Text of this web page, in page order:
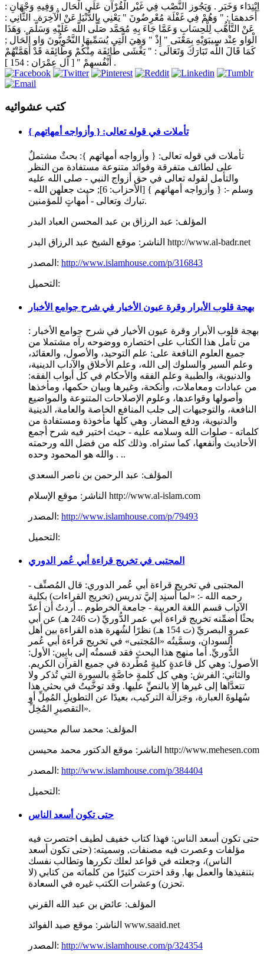
اِبْتِدَاء وَخَبَر . وَيَجُوز النَّصْب فِي غَيْر الْقُرْآن عَلَى الْحَال . وَفِيهِ وَجْهَانِ :
أَحَدهمَا : " وَهُمْ فِي غَفْلَة مُعْرِضُونَ " يَعْنِي بِالدُّنْيَا عَنْ الْآخِرَة . الثَّانِي :
عَنْ التَّأَهُّب لِلْحِسَابِ وَعَمَّا جَاءَ بِهِ مُحَمَّد صَلَّى اللَّه عَلَيْهِ وَسَلَّمَ . وَهَذَا
الْوَاو عِنْد سِيبَوَيْهِ بِمَعْنَى " إِذْ " وَهِيَ الَّتِي يُسَمِّيهَا النَّحْوِيُّونَ وَاو الْحَال ;
كَمَا قَالَ اللَّه تَبَارَكَ وَتَعَالَى : " يَغْشَى طَائِفَة مِنْكُمْ وَطَائِفَة قَدْ أَهَمَّتْهُمْ
أَنْفُسهمْ " [ آل عِمْرَان : 154 ] .
كتب عشوائيه
تأملات في قوله تعالى: { وأزواجه أمهاتهم }
تأملات في قوله تعالى: { وأزواجه أمهاتهم }: بحثٌ مشتملٌ
على لطائف متفرقة وفوائد متنوعة مستفادة من النظر
والتأمل لقوله تعالى في حق أزواج النبي - صلى الله عليه
وسلم -: { وأزواجه أمهاتهم } [الأحزاب: 6]; حيث جعلهن الله -
تبارك وتعالى - أمهاتٍ للمؤمنين.
المؤلف: عبد الرزاق بن عبد المحسن العباد البدر
الناشر: موقع الشيخ عبد الرزاق البدر http://www.al-badr.net
المصدر: http://www.islamhouse.com/p/316843
التحميل:
بهجة قلوب الأبرار وقرة عيون الأخيار في شرح جوامع الأخبار
بهجة قلوب الأبرار وقرة عيون الأخيار في شرح جوامع الأخبار :
من تأمل هذا الكتاب على اختصاره ووضوحه رآه مشتملا من
جميع العلوم النافعة على: علم التوحيد، والأصول، والعقائد،
وعلم السير والسلوك إلى الله، وعلم الأخلاق والآداب الدينية،
والدنيوية، والطبية وعلم الفقه والأحكام في كل أبواب الفقه:
من عبادات ومعاملات، وأنكحة، وغيرها وبيان حكمها، ومأخذها
وأصولها وقواعدها، وعلوم الإصلاحات المتنوعة والمواضيع
النافعة، والتوجيهات إلى جلب المنافع الخاصة والعامة، الدينية
والدنيوية، ودفع المضار. وهي كلها مأخوذة ومستفادة من
كلماته - صلوات الله وسلامه عليه - حيث اختير فيه شرح أجمع
الأحاديث وأنفعها، كما ستراه. وذلك كله من فضل الله ورحمته
. . والله هو المحمود وحده.
المؤلف: عبد الرحمن بن ناصر السعدي
الناشر: موقع الإسلام http://www.al-islam.com
المصدر: http://www.islamhouse.com/p/79493
التحميل:
المجتبى في تخريج قراءة أبي عُمر الدوري
المجتبى في تخريج قراءة أبي عُمر الدوري: قال المُصنِّف -
رحمه الله -: «لما أُسنِد إليَّ تدريس (تخريج القراءات) بكلية
الآداب قسم اللغة العربية - جامعة الخرطوم .. أردتُ أن أعدّ
بحثًا أُضمِّنه تخريج قراءة أبي عمر الدُّوريِّ (ت 246 هـ) عن أبي
عمروٍ البصريِّ (ت 154 هـ) نظرًا لشُهرة هذه القراءة بين أهل
السودان، وسمَّيتُه «المُجتبى» في تخريج قراءة أبي عُمر
الدُّوريِّ. أما منهج هذا البحث فقد قسمتُه إلى بابين: الأول:
الأصول: وهي كل قاعدةٍ كليةٍ مُطّردة في جميع القرآن الكريم.
والثاني: الفرش: وهي كل كلمةٍ خاصَّةٍ بالسورة التي تُذكر ولا
تتعدَّاها إلى غيرها إلا بالنصِّ عليها. وقد توخَّيتُ في بحثي هذا
سُهلوةَ العبارة، وجَزالَة التركيب، بعيدًا عن التطويلِ المُمِلِّ أو
التقصيرِ المُخِلِّ».
المؤلف: محمد سالم محيسن
الناشر: موقع الدكتور محمد محيسن http://www.mehesen.com
المصدر: http://www.islamhouse.com/p/384404
التحميل:
حتى تكون أسعد الناس
حتى تكون أسعد الناس: فهذا كتاب خفيف لطيف اختصرت فيه
مؤلفات وعصرت فيه مصنفات, وسميته: (حتى تكون أسعد
الناس)، وجعلته في قواعد لعلك تكررها وتطالب نفسك
بتنفيذها والعمل بها, وقد اخترت كثيرًا من كلماته من كتابي (لا
تحزن) وعشرات الكتب غيره في السعادة.
المؤلف: عائض بن عبد الله القرني
الناشر: موقع صيد الفوائد www.saaid.net
المصدر: http://www.islamhouse.com/p/324354